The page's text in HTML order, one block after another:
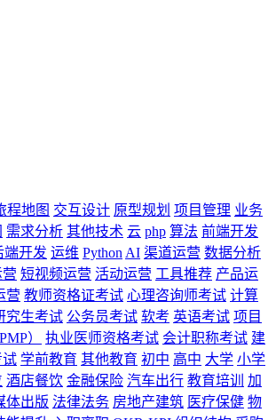
程地图 交互设计 原型规划 项目管理 业务
需求分析 其他技术 云 php 算法 前端开发
端开发 运维 Python AI 渠道运营 数据分析
短视频运营 活动运营 工具推荐 产品运
营 教师资格证考试 心理咨询师考试 计算
究生考试 公务员考试 软考 英语考试 项目
）
执业医师资格考试 会计职称考试 建
试 学前教育 其他教育 初中 高中 大学 小学
酒店餐饮 金融保险 汽车出行 教育培训
加
体出版 法律法务 房地产建筑 医疗保健 物